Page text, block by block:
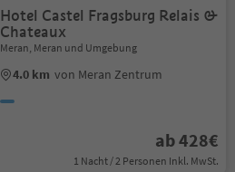
Hotel Castel Fragsburg Relais &
Chateaux
Meran, Meran und Umgebung
4.0 km von Meran Zentrum
ab 428€
1 Nacht / 2 Personen Inkl. MwSt.